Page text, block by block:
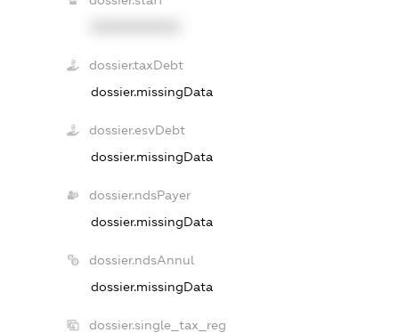
dossier.taxDebt
dossier.missingData
dossier.esvDebt
dossier.missingData
dossier.ndsPayer
dossier.missingData
dossier.ndsAnnul
dossier.missingData
dossier.single_tax_reg